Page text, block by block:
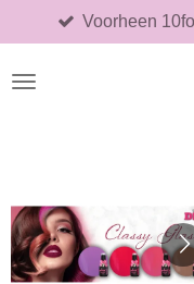
direct
naar
Voorheen